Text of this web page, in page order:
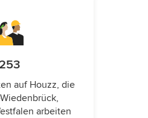
253
auf Houzz, die
arbeiten